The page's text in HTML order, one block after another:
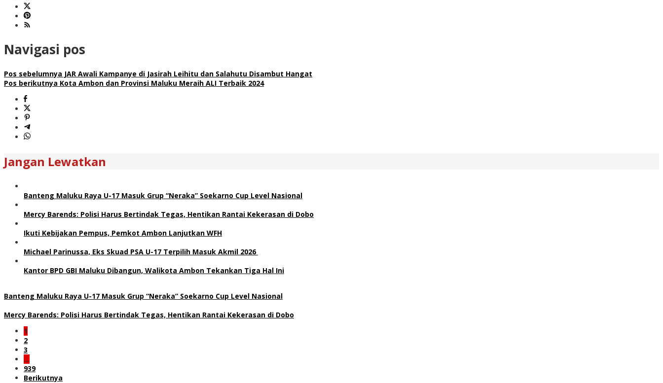
Navigasi pos
Pos sebelumnya JAR Awali Kampanye di Jasirah Leihitu dan Salahutu Disambut Hangat
Pos berikutnya Kota Ambon dan Provinsi Maluku Meraih ALI Terbaik 2024
Jangan Lewatkan
Banteng Maluku Raya U-17 Masuk Grup “Neraka” Soekarno Cup Level Nasional
Mercy Barends: Polisi Harus Bertindak Tegas, Hentikan Rantai Kekerasan di Dobo
Ikuti Kebijakan Pempus, Pemkot Ambon Lanjutkan WFH
Michael Parinussa, Eks Skuad PSA U-17 Terpilih Masuk Akmil 2026
Kantor BPD GBI Maluku Dibangun, Walikota Ambon Tekankan Tiga Hal Ini
Banteng Maluku Raya U-17 Masuk Grup “Neraka” Soekarno Cup Level Nasional
Mercy Barends: Polisi Harus Bertindak Tegas, Hentikan Rantai Kekerasan di Dobo
1
2
3
…
939
Berikutnya